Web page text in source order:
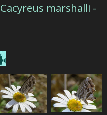
Cacyreus marshalli -